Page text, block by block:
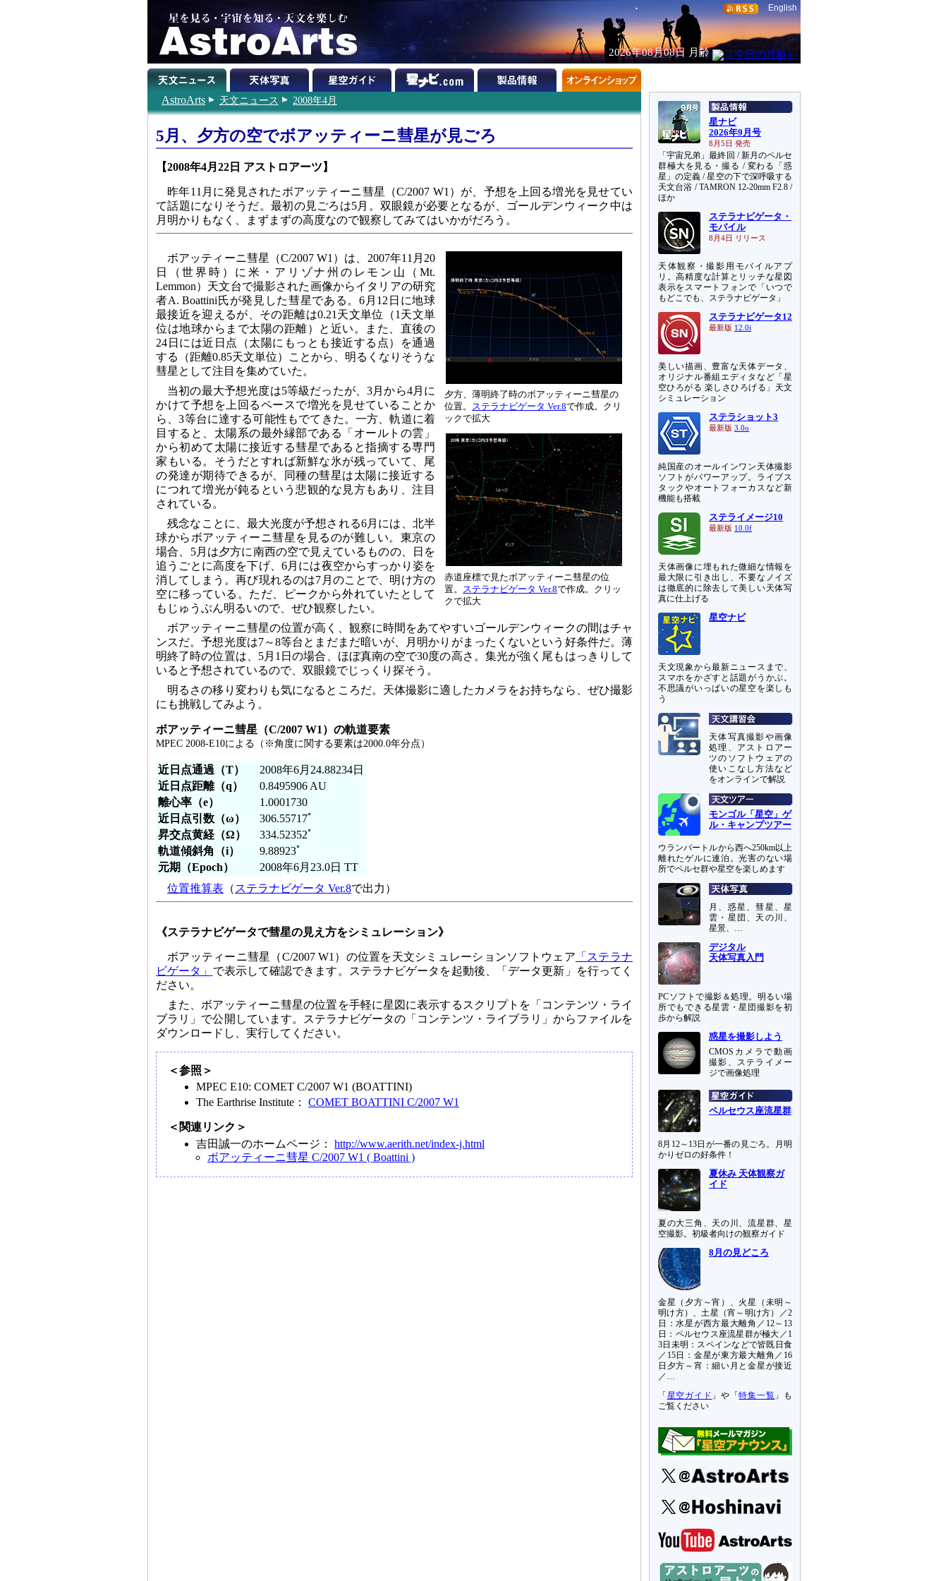
English
2026年08月08日 月齢
AstroArts 天文ニュース 2008年4月
5月、夕方の空でボアッティーニ彗星が見ごろ
【2008年4月22日 アストロアーツ】
昨年11月に発見されたボアッティーニ彗星（C/2007 W1）が、予想を上回る増光を見せてい
て話題になりそうだ。最初の見ごろは5月。双眼鏡が必要となるが、ゴールデンウィーク中は
月明かりもなく、まずまずの高度なので観察してみてはいかがだろう。
夕方、薄明終了時のボアッティーニ彗星の
位置。
ステラナビゲータ Ver.8で作成。クリ
ックで拡大
赤道座標で見たボアッティーニ彗星の位
置。
ステラナビゲータ Ver.8で作成。クリッ
クで拡大
ボアッティーニ彗星（C/2007 W1）は、2007年11月20
日（世界時）に米・アリゾナ州のレモン山（Mt.
Lemmon）天文台で撮影された画像からイタリアの研究
者A. Boattini氏が発見した彗星である。6月12日に地球
最接近を迎えるが、その距離は0.21天文単位（1天文単
位は地球からまで太陽の距離）と近い。また、直後の
24日には近日点（太陽にもっとも接近する点）を通過
する（距離0.85天文単位）ことから、明るくなりそうな
彗星として注目を集めていた。
当初の最大予想光度は5等級だったが、3月から4月に
かけて予想を上回るペースで増光を見せていることか
ら、3等台に達する可能性もでてきた。一方、軌道に着
目すると、太陽系の最外縁部である「オールトの雲」
から初めて太陽に接近する彗星であると指摘する専門
家もいる。そうだとすれば新鮮な氷が残っていて、尾
の発達が期待できるが、同種の彗星は太陽に接近する
につれて増光が鈍るという悲観的な見方もあり、注目
されている。
残念なことに、最大光度が予想される6月には、北半
球からボアッティーニ彗星を見るのが難しい。東京の
場合、5月は夕方に南西の空で見えているものの、日を
追うごとに高度を下げ、6月には夜空からすっかり姿を
消してしまう。再び現れるのは7月のことで、明け方の
空に移っている。ただ、ピークから外れていたとして
もじゅうぶん明るいので、ぜひ観察したい。
ボアッティーニ彗星の位置が高く、観察に時間をあてやすいゴールデンウィークの間はチャ
ンスだ。予想光度は7～8等台とまだまだ暗いが、月明かりがまったくないという好条件だ。薄
明終了時の位置は、5月1日の場合、ほぼ真南の空で30度の高さ。集光が強く尾もはっきりして
いると予想されているので、双眼鏡でじっくり探そう。
明るさの移り変わりも気になるところだ。天体撮影に適したカメラをお持ちなら、ぜひ撮影
にも挑戦してみよう。
ボアッティーニ彗星（C/2007 W1）の軌道要素
MPEC 2008-E10による（※角度に関する要素は2000.0年分点）
近日点通過（T）
2008年6月24.88234日
近日点距離（q）
0.8495906 AU
離心率（e）
1.0001730
近日点引数（ω）
306.55717ﾟ
昇交点黄経（Ω）
334.52352ﾟ
軌道傾斜角（i）
9.88923ﾟ
元期（Epoch）
2008年6月23.0日 TT
位置推算表 （ ステラナビゲータ Ver.8で出力）
《ステラナビゲータで彗星の見え方をシミュレーション》
ボアッティーニ彗星（C/2007 W1）の位置を天文シミュレーションソフトウェア 「ステラナ
ビゲータ」 で表示して確認できます。ステラナビゲータを起動後、「データ更新」を行ってく
ださい。
また、ボアッティーニ彗星の位置を手軽に星図に表示するスクリプトを「コンテンツ・ライ
ブラリ」で公開しています。ステラナビゲータの「コンテンツ・ライブラリ」からファイルを
ダウンロードし、実行してください。
＜参照＞
MPEC E10: COMET C/2007 W1 (BOATTINI)
The Earthrise Institute： COMET BOATTINI C/2007 W1
＜関連リンク＞
吉田誠一のホームページ： http://www.aerith.net/index-j.html
ボアッティーニ彗星 C/2007 W1 ( Boattini )
星ナビ
2026年9月号
8月5日 発売
「宇宙兄弟」最終回 / 新月のペルセ
群極大を見る・撮る / 変わる「惑
星」の定義 / 星空の下で深呼吸する
天文台浴 / TAMRON 12-20mm F2.8 /
ほか
ステラナビゲータ・
モバイル
8月4日 リリース
天体観察・撮影用モバイルアプ
リ。高精度な計算とリッチな星図
表示をスマートフォンで「いつで
もどこでも、ステラナビゲータ」
ステラナビゲータ12
最新版 12.0i
美しい描画、豊富な天体データ、
オリジナル番組エディタなど「星
空ひろがる 楽しさひろげる」天文
シミュレーション
ステラショット3
最新版 3.0o
純国産のオールインワン天体撮影
ソフトがパワーアップ。ライブス
タックやオートフォーカスなど新
機能も搭載
ステライメージ10
最新版 10.0f
天体画像に埋もれた微細な情報を
最大限に引き出し、不要なノイズ
は徹底的に除去して美しい天体写
真に仕上げる
星空ナビ
天文現象から最新ニュースまで、
スマホをかざすと話題がうかぶ。
不思議がいっぱいの星空を楽しも
う
天体写真撮影や画像
処理、アストロアー
ツのソフトウェアの
使いこなし方法など
をオンラインで解説
モンゴル「星空」ゲ
ル・キャンプツアー
ウランバートルから西へ250km以上
離れたゲルに連泊。光害のない場
所でペルセ群や星空を楽しめます
月、惑星、彗星、星
雲・星団、天の川、
星景、…
デジタル
天体写真入門
PCソフトで撮影＆処理。明るい場
所でもできる星雲・星団撮影を初
歩から解説
惑星を撮影しよう
CMOSカメラで動画
撮影、ステライメー
ジで画像処理
ペルセウス座流星群
8月12～13日が一番の見ごろ。月明
かりゼロの好条件！
夏休み 天体観察ガ
イド
夏の大三角、天の川、流星群、星
空撮影。初級者向けの観察ガイド
8月の見どころ
金星（夕方～宵）、火星（未明～
明け方）、土星（宵～明け方）／2
日：水星が西方最大離角／12～13
日：ペルセウス座流星群が極大／1
3日未明：スペインなどで皆既日食
／15日：金星が東方最大離角／16
日夕方～宵：細い月と金星が接近
／…
「 星空ガイド 」や「特集一覧 」も
ご覧ください